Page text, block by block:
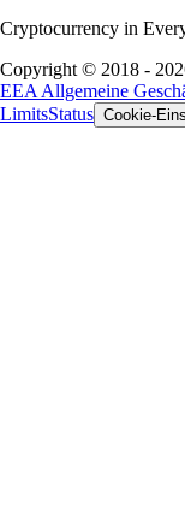
Cryptocurrency in
Copyright © 2018 -
EEA Allgemeine
LimitsStatus Cookie-